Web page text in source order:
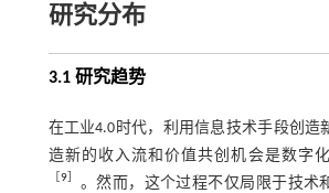
研究分布
3.1 研究趋势
在工业4.0时代，利用信息技术手段创造
造新的收入流和价值共创机会是数字
［9］ 。然而，这个过程不仅局限于技术